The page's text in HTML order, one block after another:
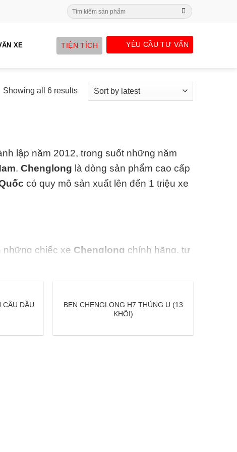
Search
for:
XE TIỆN TÍCH YÊU CẦU TƯ VẤN
Showing all 6 results
lập năm 2012, trong suốt những năm
. Chenglong là dòng sản phẩm cao cấp
có quy mô sản xuất lên đến 1 triệu xe
những chiếc xe Chenglong chính hãng, tư
CẦU DẦU
BEN CHENGLONG H7 THÙNG U (13
KHỐI)